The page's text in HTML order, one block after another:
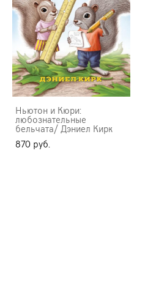
Ньютон и Кюри:
любознательные
бельчата/ Дэниел Кирк
870 pуб.